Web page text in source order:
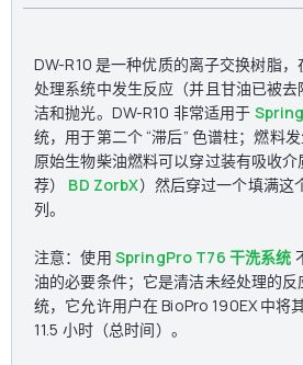
DW-R10 是一种优质的离子交换树脂
处理系统中发生反应（并且甘油已被
洁和抛光。DW-R10 非常适用于
统，用于第二个 “滞后” 色谱柱；燃料
原始生物柴油燃料可以穿过装有吸收介
荐） BD ZorbX）然后穿过一个填满这
列。
注意：使用 SpringPro T76 干洗系统
油的必要条件；它是清洁未经处理的
统，它允许用户在 BioPro 190EX 中将
11.5 小时（总时间）。